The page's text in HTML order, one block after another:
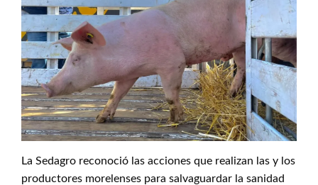
La Sedagro reconoció las acciones que realizan las y los
productores morelenses para salvaguardar la sanidad